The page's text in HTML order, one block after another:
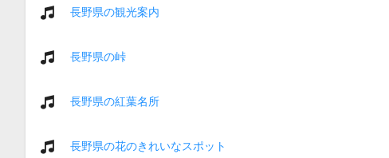
長野県の観光案内
長野県の峠
長野県の紅葉名所
長野県の花のきれいなスポット